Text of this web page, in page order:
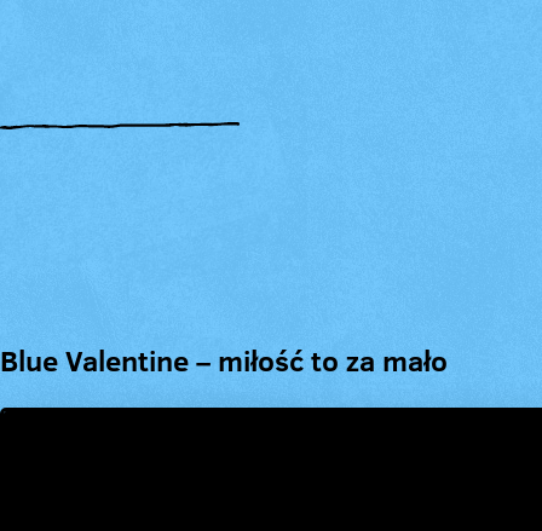
Blue Valentine – miłość to za mało